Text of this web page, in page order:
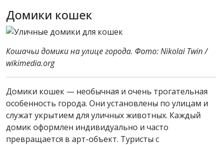
Домики кошек
Кошачьи домики на улице города. Фото: Nikolai Twin /
wikimedia.org
Домики кошек — необычная и очень трогательная
особенность города. Они установлены по улицам и
служат укрытием для уличных животных. Каждый
домик оформлен индивидуально и часто
превращается в арт-объект. Туристы с